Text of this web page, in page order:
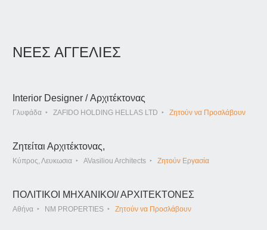
ΝΕΕΣ ΑΓΓΕΛΙΕΣ
Interior Designer / Αρχιτέκτονας
Γλυφάδα ZAFIDO HOLDING HELLAS LTD Ζητούν να Προσλάβουν
Ζητείται Αρχιτέκτονας,
Κύπρος, Λευκωσια AVasiliou Architects Ζητούν Εργασία
ΠΟΛΙΤΙΚΟΙ ΜΗΧΑΝΙΚΟΙ/ ΑΡΧΙΤΕΚΤΟΝΕΣ
Αθήνα NM PROPERTIES Ζητούν να Προσλάβουν